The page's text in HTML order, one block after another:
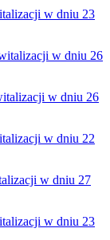
w dniu 23
w dniu 26
w dniu 26
w dniu 22
w dniu 27
w dniu 23